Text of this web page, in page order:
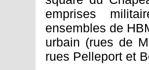
emprises
ensembles de
urbain (rues de
rues Pelleport et